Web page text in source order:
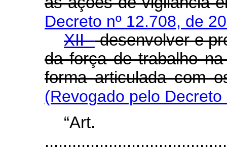
Decreto nº 12.708, de
XII -desenvolver e
da força de trabalho
forma articulada com
(Revogado pelo